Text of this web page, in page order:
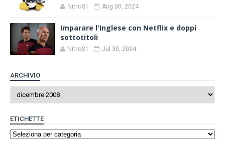
Nitro81 Aug 30, 2024
Imparare l'Inglese con Netflix e doppi
sottotitoli
Nitro81 Jul 30, 2024
ARCHIVIO
ETICHETTE